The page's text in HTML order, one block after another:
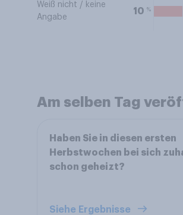
Weiß nicht / keine
Angabe
10 %
Am selben Tag
Haben Sie in diesen ersten
Herbstwochen bei sich
schon geheizt?
Siehe Ergebnisse